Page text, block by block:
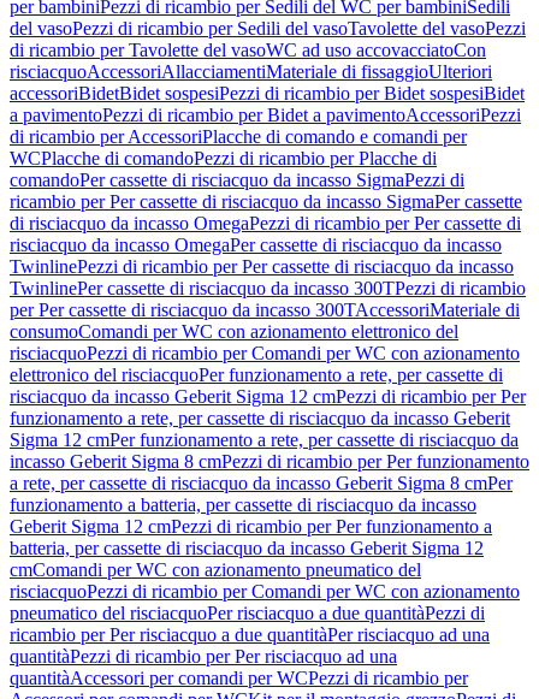
per bambiniPezzi di ricambio per Sedili del WC per bambiniSedili
del vasoPezzi di ricambio per Sedili del vasoTavolette del vasoPezzi
di ricambio per Tavolette del vasoWC ad uso accovacciatoCon
risciacquoAccessoriAllacciamentiMateriale di fissaggioUlteriori
accessoriBidetBidet sospesiPezzi di ricambio per Bidet sospesiBidet
a pavimentoPezzi di ricambio per Bidet a pavimentoAccessoriPezzi
di ricambio per AccessoriPlacche di comando e comandi per
WCPlacche di comandoPezzi di ricambio per Placche di
comandoPer cassette di risciacquo da incasso SigmaPezzi di
ricambio per Per cassette di risciacquo da incasso SigmaPer cassette
di risciacquo da incasso OmegaPezzi di ricambio per Per cassette di
risciacquo da incasso OmegaPer cassette di risciacquo da incasso
TwinlinePezzi di ricambio per Per cassette di risciacquo da incasso
TwinlinePer cassette di risciacquo da incasso 300TPezzi di ricambio
per Per cassette di risciacquo da incasso 300TAccessoriMateriale di
consumoComandi per WC con azionamento elettronico del
risciacquoPezzi di ricambio per Comandi per WC con azionamento
elettronico del risciacquoPer funzionamento a rete, per cassette di
risciacquo da incasso Geberit Sigma 12 cmPezzi di ricambio per Per
funzionamento a rete, per cassette di risciacquo da incasso Geberit
Sigma 12 cmPer funzionamento a rete, per cassette di risciacquo da
incasso Geberit Sigma 8 cmPezzi di ricambio per Per funzionamento
a rete, per cassette di risciacquo da incasso Geberit Sigma 8 cmPer
funzionamento a batteria, per cassette di risciacquo da incasso
Geberit Sigma 12 cmPezzi di ricambio per Per funzionamento a
batteria, per cassette di risciacquo da incasso Geberit Sigma 12
cmComandi per WC con azionamento pneumatico del
risciacquoPezzi di ricambio per Comandi per WC con azionamento
pneumatico del risciacquoPer risciacquo a due quantitàPezzi di
ricambio per Per risciacquo a due quantitàPer risciacquo ad una
quantitàPezzi di ricambio per Per risciacquo ad una
quantitàAccessori per comandi per WCPezzi di ricambio per